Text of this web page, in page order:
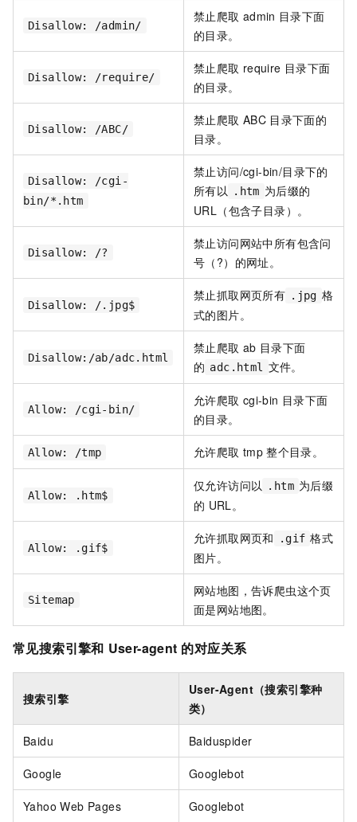
Disallow: /admin/
禁止爬取 admin 目录下面
的目录。
Disallow: /require/
禁止爬取 require 目录下面
的目录。
Disallow: /ABC/
禁止爬取 ABC 目录下面的
目录。
Disallow: /cgi-
bin/*.htm
禁止访问/cgi-bin/目录下的
所有以
.htm 为后缀的
URL（包含子目录）。
Disallow: /?
禁止访问网站中所有包含问
号（?）的网址。
Disallow: /.jpg$
禁止抓取网页所有 .jpg 格
式的图片。
Disallow:/ab/adc.html
禁止爬取 ab 目录下面
的 adc.html 文件。
Allow: /cgi-bin/
允许爬取 cgi-bin 目录下面
的目录。
Allow: /tmp 允许爬取 tmp 整个目录。
Allow: .htm$
仅允许访问以 .htm 为后缀
的 URL。
Allow: .gif$
允许抓取网页和 .gif 格式
图片。
Sitemap
网站地图，告诉爬虫这个页
面是网站地图。
常见搜索引擎和 User-agent 的对应关系
搜索引擎
User-Agent（搜索引擎种
类）
Baidu Baiduspider
Google Googlebot
Yahoo Web Pages Googlebot